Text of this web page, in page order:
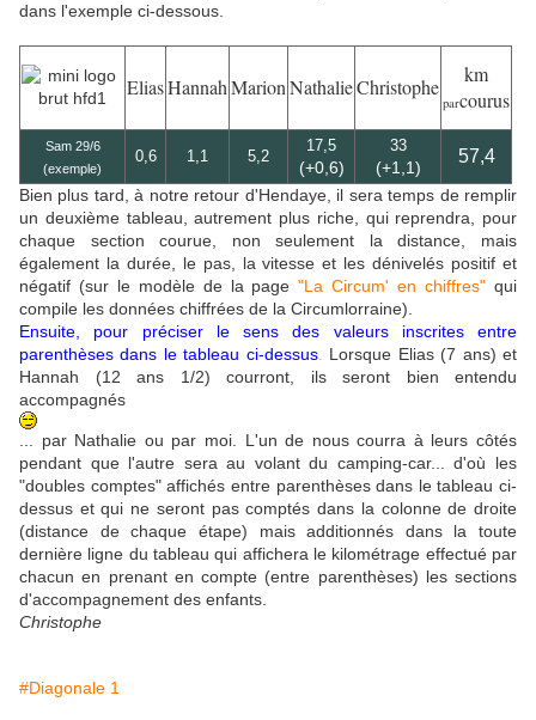
dans l'exemple ci-dessous.
EliasHannahMarionNathalieChristophe
km
parcourus
Sam 29/6
(exemple)
0,6 1,1 5,2
17,5
(+0,6)
33
(+1,1)
57,4
Bien plus tard, à notre retour d'Hendaye, il sera temps de remplir
un deuxième tableau, autrement plus riche, qui reprendra, pour
chaque section courue, non seulement la distance, mais
également la durée, le pas, la vitesse et les dénivelés positif et
négatif (sur le modèle de la page"La Circum' en chiffres" qui
compile les données chiffrées de la Circumlorraine).
Ensuite, pour préciser le sens des valeurs inscrites entre
parenthèses dans le tableau ci-dessus.
Lorsque Elias (7 ans) et
Hannah (12 ans 1/2) courront, ils seront bien entendu
accompagnés
... par Nathalie ou par moi. L'un de nous courra à leurs côtés
pendant que l'autre sera au volant du camping-car... d'où les
"doubles comptes" affichés entre parenthèses dans le tableau ci-
dessus et qui ne seront pas comptés dans la colonne de droite
(distance de chaque étape) mais additionnés dans la toute
dernière ligne du tableau qui affichera le kilométrage effectué par
chacun en prenant en compte (entre parenthèses) les sections
d'accompagnement des enfants.
Christophe
#Diagonale 1